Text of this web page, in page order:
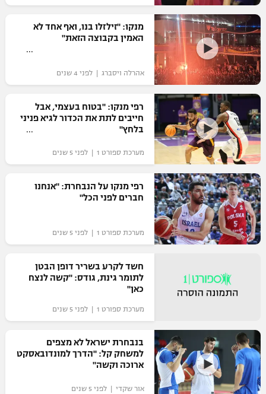
מנקו: "זילזלו בנו, ואף אחד לא
האמין בקבוצה הזאת"
אהרלה ויסברג | לפני 4 שנים
רפי מנקו: "בטוח בעצמי, אבל
חייבים לתת את הכדור לגיא פניני
בלחץ"
מערכת ספורט 1 | לפני 5 שנים
רפי מנקו על הנבחרת: "אנחנו
חברים לפני הכל"
מערכת ספורט 1 | לפני 5 שנים
חשד לקרע בשריר דופן הבטן
לתומר גינת, גודס: "קשה לנצח
כאן"
מערכת ספורט 1 | לפני 5 שנים
בנבחרת ישראל לא מצפים
למשחק קל: "הדרך למונדובאסקט
ארוכה וקשה"
אור שקדי | לפני 5 שנים